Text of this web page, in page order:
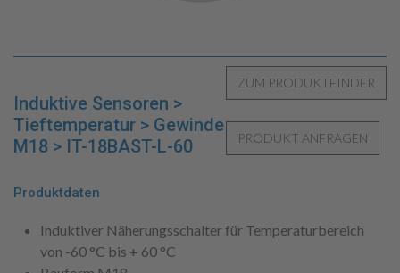
Induktive Sensoren >
Tieftemperatur > Gewinde
M18 > IT-18BAST-L-60
Produktdaten
Induktiver Näherungsschalter für Temperaturbereich
von -60 °C bis + 60 °C